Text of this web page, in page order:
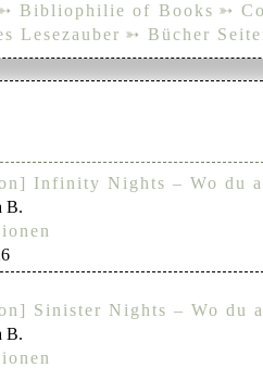
Bibliophilie of Books ➳
Lesezauber ➳ Bücher
Infinity Nights – Wo du
B.
Sinister Nights – Wo du
B.